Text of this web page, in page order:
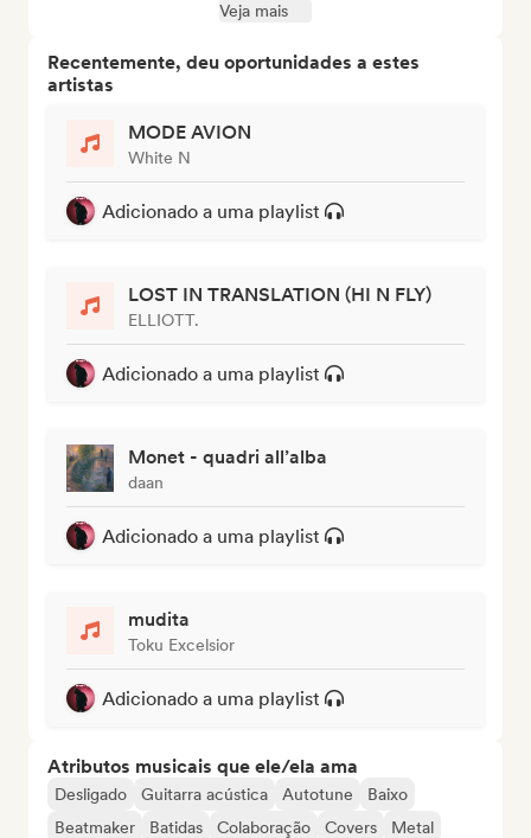
Veja mais
Recentemente, deu oportunidades a estes
artistas
MODE AVION
White N
Adicionado a uma playlist
LOST IN TRANSLATION (HI N FLY)
ELLIOTT.
Adicionado a uma playlist
Monet - quadri all’alba
daan
Adicionado a uma playlist
mudita
Toku Excelsior
Adicionado a uma playlist
Atributos musicais que ele/ela ama
Desligado Guitarra acústica Autotune
Baixo
Beatmaker
Batidas Colaboração Covers Metal